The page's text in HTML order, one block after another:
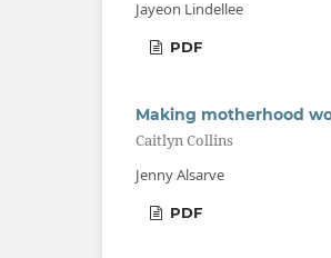
Jayeon Lindellee
PDF
Making motherhood
Caitlyn Collins
Jenny Alsarve
PDF